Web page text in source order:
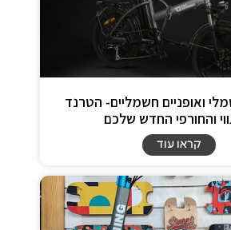
ואופניים חשמליים- הטרנד
והחורפי החדש שלכם
קראו עוד